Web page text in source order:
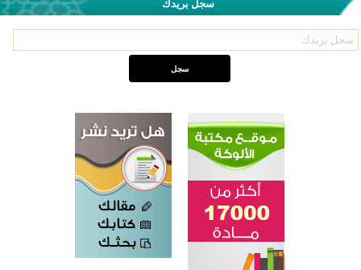
سجل بريدك